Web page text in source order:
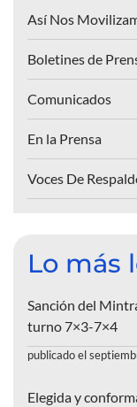
Así Nos
Boletines de
Comunicados
En la Prensa
Voces De
Lo más
Sanción del
turno 7×3-7×4
publicado el
Elegida y